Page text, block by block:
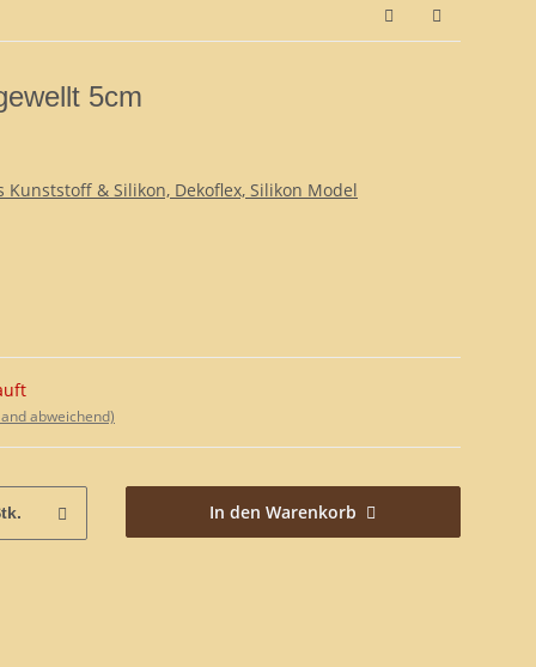
5cm
& Silikon, Dekoflex, Silikon Model
abweichend)
In den Warenkorb